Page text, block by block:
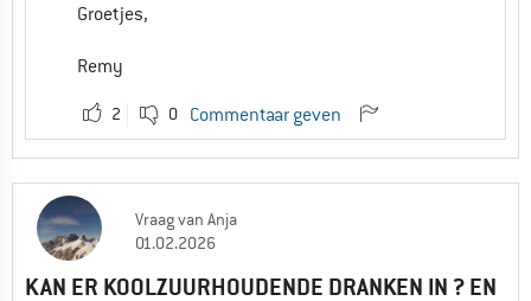
Groetjes,
Remy
2 0 Commentaar geven
Vraagvan Anja
01.02.2026
KAN ER KOOLZUURHOUDENDE DRANKEN IN ? EN